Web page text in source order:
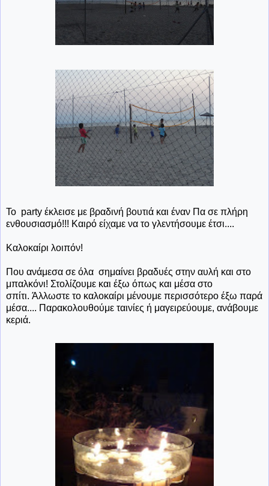
Το party έκλεισε με βραδινή βουτιά και έναν Πα σε πλήρη
ενθουσιασμό!!! Καιρό είχαμε να το γλεντήσουμε έτσι....
Καλοκαίρι λοιπόν!
Που ανάμεσα σε όλα σημαίνει βραδυές στην αυλή και στο
μπαλκόνι! Στολίζουμε και έξω όπως και μέσα στο
σπίτι. Άλλωστε το καλοκαίρι μένουμε περισσότερο έξω παρά
μέσα.... Παρακολουθούμε ταινίες ή μαγειρεύουμε, ανάβουμε
κεριά.